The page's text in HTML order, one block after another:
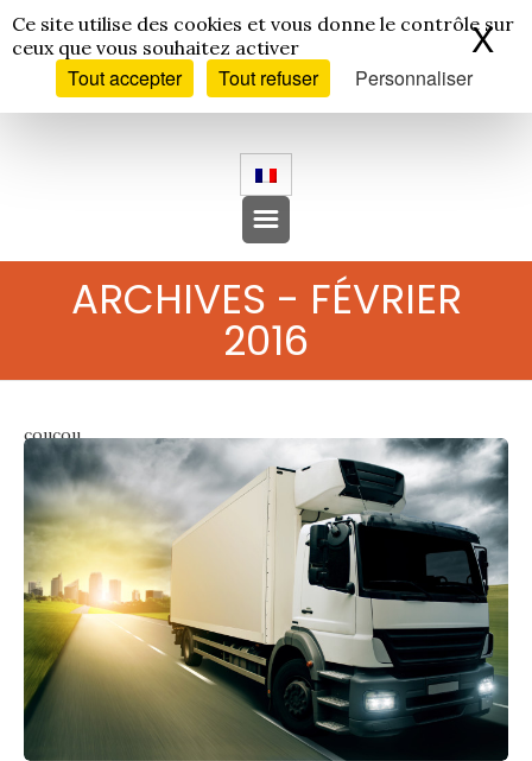
Panneau de gestion des cookies
Ce site utilise des cookies et vous donne le contrôle sur
ceux que vous souhaitez activer
Tout accepter Tout refuser Personnaliser
X
ARCHIVES - FÉVRIER
2016
coucou